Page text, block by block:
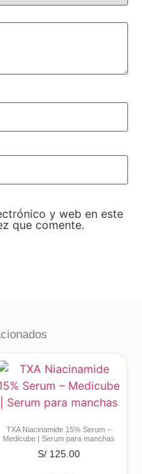
y web en este
que comente.
TXA Niacinamide 15% Serum –
Medicube | Serum para manchas
S/ 125.00